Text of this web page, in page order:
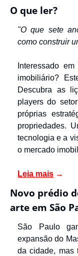
O que ler?
"O que sete
como construir
Interessado
imobiliário?
Descubra as
players do
próprias
propriedades.
tecnologia e a
o mercado
Leia mais →
Novo prédio
arte em São
São Paulo
expansão do
da cidade, mas